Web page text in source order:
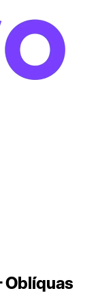
Oblíquas